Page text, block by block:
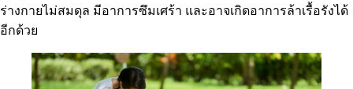
ร่างกายไม่สมดุล มีอาการซึมเศร้า และอาจเกิดอาการล้าเรื้อรังได้
อีกด้วย